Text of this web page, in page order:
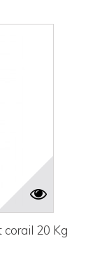
corail 20 Kg